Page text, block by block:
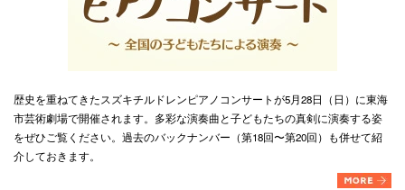
歴史を重ねてきたスズキチルドレンピアノコンサートが5月28日（日）に東海
市芸術劇場で開催されます。多彩な演奏曲と子どもたちの真剣に演奏する姿
をぜひご覧ください。過去のバックナンバー（第18回〜第20回）も併せて紹
介しておきます。